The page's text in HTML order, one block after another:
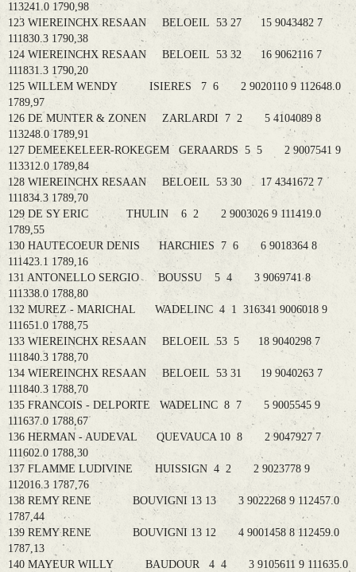
113241.0 1790,98
123 WIEREINCHX RESAAN BELOEIL 53 27 15 9043482 7
111830.3 1790,38
124 WIEREINCHX RESAAN BELOEIL 53 32 16 9062116 7
111831.3 1790,20
125 WILLEM WENDY ISIERES 7 6 2 9020110 9 112648.0
1789,97
126 DE MUNTER & ZONEN ZARLARDI 7 2 5 4104089 8
113248.0 1789,91
127 DEMEEKELEER-ROKEGEM GERAARDS 5 5 2 9007541 9
113312.0 1789,84
128 WIEREINCHX RESAAN BELOEIL 53 30 17 4341672 7
111834.3 1789,70
129 DE SY ERIC THULIN 6 2 2 9003026 9 111419.0
1789,55
130 HAUTECOEUR DENIS HARCHIES 7 6 6 9018364 8
111423.1 1789,16
131 ANTONELLO SERGIO BOUSSU 5 4 3 9069741 8
111338.0 1788,80
132 MUREZ - MARICHAL WADELINC 4 1 316341 9006018 9
111651.0 1788,75
133 WIEREINCHX RESAAN BELOEIL 53 5 18 9040298 7
111840.3 1788,70
134 WIEREINCHX RESAAN BELOEIL 53 31 19 9040263 7
111840.3 1788,70
135 FRANCOIS - DELPORTE WADELINC 8 7 5 9005545 9
111637.0 1788,67
136 HERMAN - AUDEVAL QUEVAUCA 10 8 2 9047927 7
111602.0 1788,30
137 FLAMME LUDIVINE HUISSIGN 4 2 2 9023778 9
112016.3 1787,76
138 REMY RENE BOUVIGNI 13 13 3 9022268 9 112457.0
1787,44
139 REMY RENE BOUVIGNI 13 12 4 9001458 8 112459.0
1787,13
140 MAYEUR WILLY BAUDOUR 4 4 3 9105611 9 111635.0